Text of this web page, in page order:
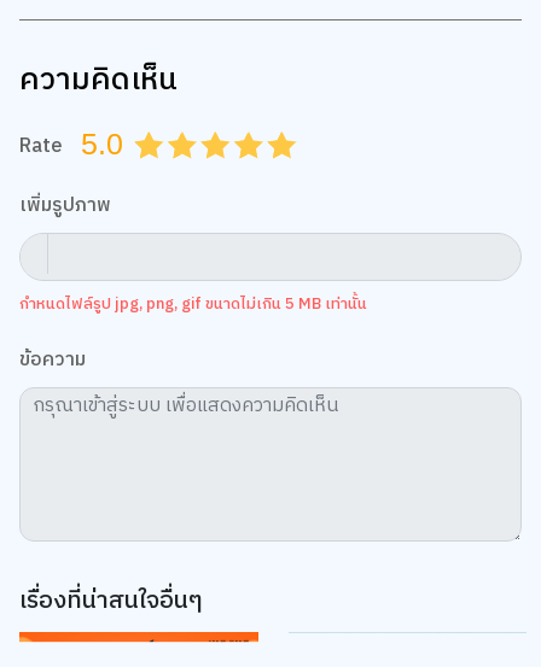
ความคิดเห็น
Rate 5.0 4.5
4.0
3.5
3.0
2.5
2.0
1.5
1.0
0.5
เพิ่มรูปภาพ
กำหนดไฟล์รูป jpg, png, gif ขนาดไม่เกิน 5 MB เท่านั้น
ข้อความ
เรื่องที่น่าสนใจอื่นๆ